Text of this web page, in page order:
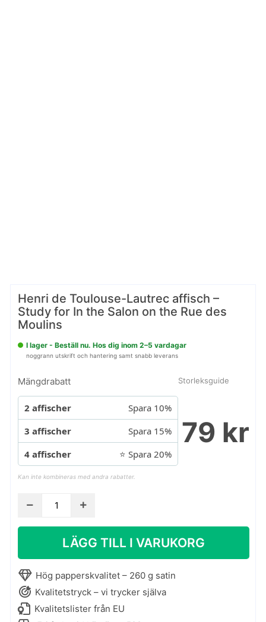
Henri de Toulouse-Lautrec affisch –
Study for In the Salon on the Rue des
Moulins
I lager - Beställ nu. Hos dig inom 2–5 vardagar
noggrann utskrift och hantering samt snabb leverans
Storleksguide
Mängdrabatt
2 affischer
Spara 10%
3 affischer
Spara 15%
4 affischer
⭐ Spara 20%
Kan inte kombineras med andra rabatter.
79 kr
Toulouse-
Lautrec
-
Study
for
In
LÄGG TILL I VARUKORG
Hög papperskvalitet – 260 g satin
Kvalitetstryck – vi trycker själva
Kvalitetslister från EU